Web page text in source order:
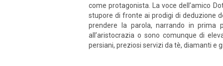
come protagonista. La voce dell’amico
stupore di fronte ai prodigi di deduzione
prendere la parola, narrando in prima
all’aristocrazia o sono comunque di
persiani, preziosi servizi da tè, diamanti e